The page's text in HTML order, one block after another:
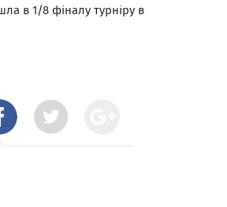
в 1/8 фіналу турніру в